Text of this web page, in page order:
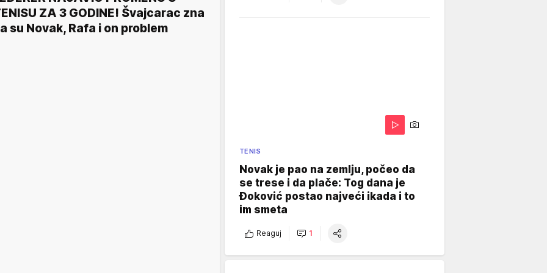
ZA 3 GODINE! Švajcarac zna
su Novak, Rafa i on problem
TENIS
Novak je pao na zemlju, počeo da
se trese i da plače: Tog dana je
Đoković postao najveći ikada i to
im smeta
Reaguj 1